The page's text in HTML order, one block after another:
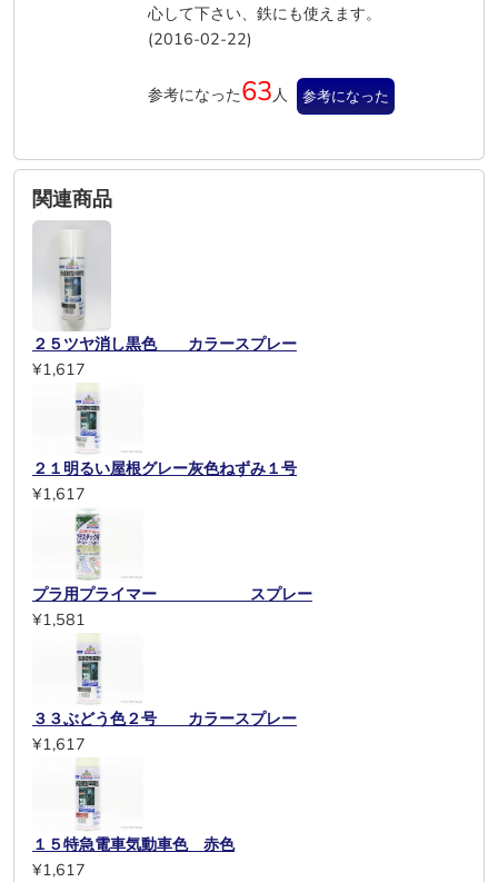
心して下さい、鉄にも使えます。
(2016-02-22)
参考になった63人 参考になった
関連商品
２５ツヤ消し黒色 カラースプレー
¥1,617
２１明るい屋根グレー灰色ねずみ１号
¥1,617
プラ用プライマー スプレー
¥1,581
３３ぶどう色２号 カラースプレー
¥1,617
１５特急電車気動車色 赤色
¥1,617